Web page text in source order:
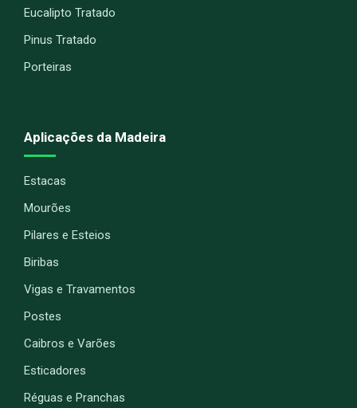
Eucalipto Tratado
Pinus Tratado
Porteiras
Aplicações da Madeira
Estacas
Mourões
Pilares e Esteios
Biribas
Vigas e Travamentos
Postes
Caibros e Varões
Esticadores
Réguas e Pranchas